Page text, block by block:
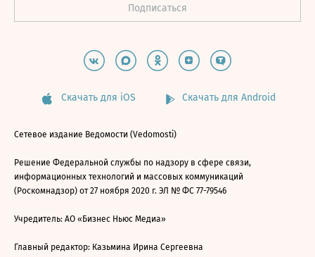
Скачать для iOS Скачать для Android
Сетевое издание Ведомости (Vedomosti)
Решение Федеральной службы по надзору в сфере связи,
информационных технологий и массовых коммуникаций
(Роскомнадзор) от 27 ноября 2020 г. ЭЛ № ФС 77-79546
Учредитель: АО «Бизнес Ньюс Медиа»
Главный редактор: Казьмина Ирина Сергеевна